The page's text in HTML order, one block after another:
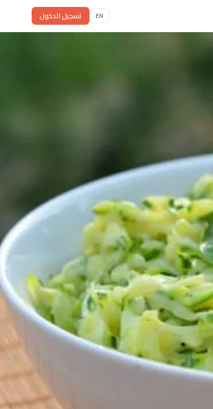
EN تسجيل الدخول